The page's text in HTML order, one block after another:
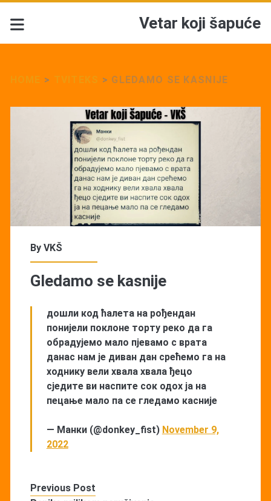
Vetar koji šapuće
> > GLEDAMO SE KASNIJE
By VKŠ
Gledamo se kasnije
дошли код ћалета на рођендан
понијели поклоне торту реко да га
обрадујемо мало пјевамо с врата
данас нам је диван дан срећемо га на
ходнику вели хвала хвала ђецо
сједите ви наспите сок одох ја на
пецање мало па се гледамо касније
— Манки (@donkey_fist) November 9,
2022
Previous Post